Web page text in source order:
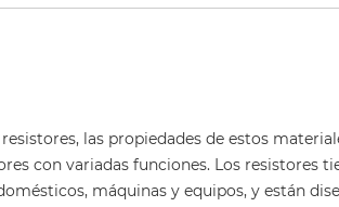
las propiedades de estos
con variadas funciones. Los resistores
máquinas y equipos, y están